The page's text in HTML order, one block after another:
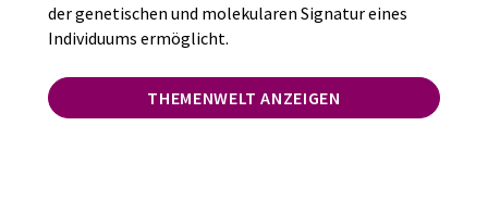
der genetischen und molekularen Signatur eines
Individuums ermöglicht.
THEMENWELT ANZEIGEN